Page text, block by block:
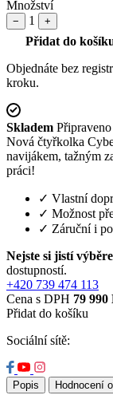
Množství
− 1 +
Přidat do
Objednáte bez
kroku.
Skladem
Nová čtyřkolka
navijákem, tažným
práci!
✓ Vlastní
✓ Možnost
✓ Záruční i
Nejste si jistí
dostupností.
+420 739 474 113
Cena s DPH 79 990
Přidat do košíku
Sociální sítě:
Popis Hodnocení